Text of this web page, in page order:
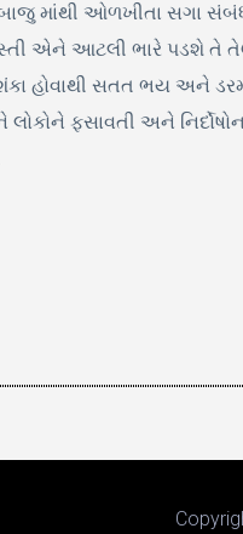
માંથી ઓળખીતા સગા
એને આટલી ભારે પડશે તે
હોવાથી સતત ભય અને
લોકોને ફસાવતી અને